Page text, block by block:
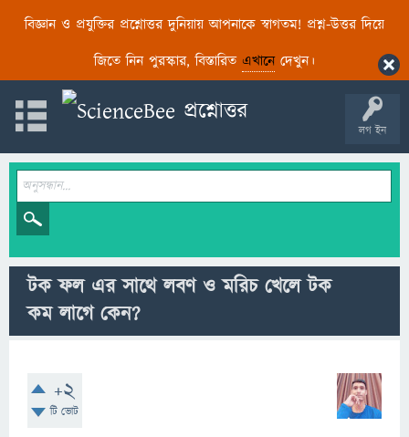
বিজ্ঞান ও প্রযুক্তির প্রশ্নোত্তর দুনিয়ায় আপনাকে স্বাগতম! প্রশ্ন-উত্তর দিয়ে
জিতে নিন পুরস্কার, বিস্তারিত এখানেদেখুন।
লগ ইন
টক ফল এর সাথে লবণ ও মরিচ খেলে টক
কম লাগে কেন?
+2
টি ভোট